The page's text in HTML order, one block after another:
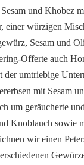
und Khobez
einer würzigen
Sesam und
Offerte auch
der umtriebige
mit Sesam
um geräucherte
Knoblauch sowie
wir einen